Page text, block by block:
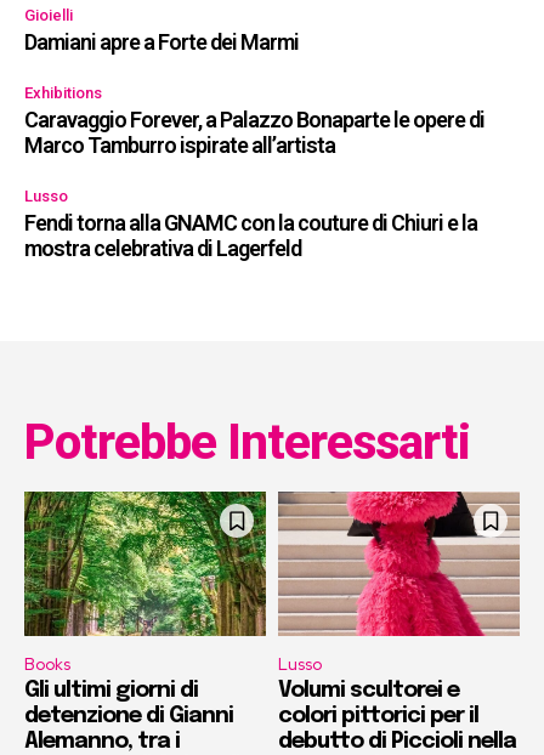
Gioielli
Damiani apre a Forte dei Marmi
Exhibitions
Caravaggio Forever, a Palazzo Bonaparte le opere di
Marco Tamburro ispirate all’artista
Lusso
Fendi torna alla GNAMC con la couture di Chiuri e la
mostra celebrativa di Lagerfeld
Potrebbe Interessarti
Books
Gli ultimi giorni di
detenzione di Gianni
Alemanno, tra i
Lusso
Volumi scultorei e
colori pittorici per il
debutto di Piccioli nella